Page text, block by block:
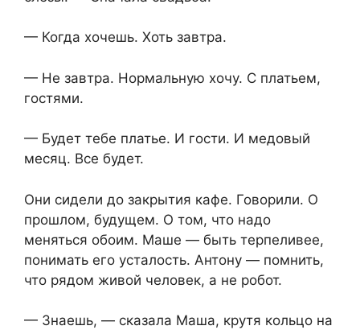
— Когда хочешь. Хоть завтра.
— Не завтра. Нормальную хочу. С платьем,
гостями.
— Будет тебе платье. И гости. И медовый
месяц. Все будет.
Они сидели до закрытия кафе. Говорили. О
прошлом, будущем. О том, что надо
меняться обоим. Маше — быть терпеливее,
понимать его усталость. Антону — помнить,
что рядом живой человек, а не робот.
— Знаешь, — сказала Маша, крутя кольцо на